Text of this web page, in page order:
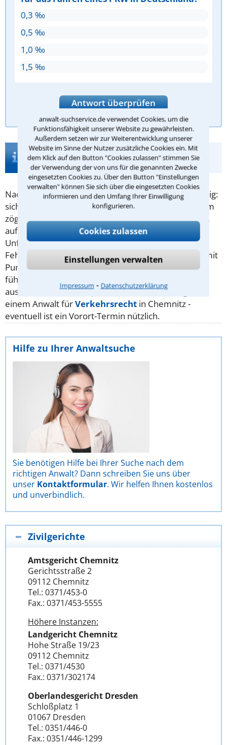
anwalt-suchservice.de verwendet Cookies, um die
Funktionsfähigkeit unserer Website zu gewährleisten.
Außerdem setzen wir zur Weiterentwicklung unserer
Website im Sinne der Nutzer zusätzliche Cookies ein. Mit
dem Klick auf den Button "Cookies zulassen" stimmen Sie
der Verwendung der von uns für die genannten Zwecke
eingesetzten Cookies zu. Über den Button "Einstellungen
verwalten" können Sie sich über die eingesetzten Cookies
informieren und den Umfang Ihrer Einwilligung
konfigurieren.
Cookies zulassen
Einstellungen verwalten
Impressum ⁃ Datenschutzerklärung
0,3 ‰
0,5 ‰
1,0 ‰
1,5 ‰
Antwort überprüfen
Infos zur Suche nach einem Anwalt für
Verkehrsunfall in Chemnitz
Nach einemVerkehrsunfallist vor allem eins wichtig:
sich richtig zu verhalten. Denn schnell wird aus einem
zögerlichen Verhalten Mitschuld und Sie bleiben ggf.
auf dem gesamten Schaden sitzen. Auch
Unfallverursacher können nach einemUnfallviele
Fehler begehen, die zu einer unnötig hohen Strafe mit
Punkten in Flensburg,FahrverbotoderBußgeld
führen kann, die ansonsten zumindest milder hätte
ausfallen können. Besprechen Sie Ihre Sachlage mit
einem Anwalt fürVerkehrsrecht in Chemnitz -
eventuell ist ein Vorort-Termin nützlich.
Hilfe zu Ihrer Anwaltsuche
Sie benötigen Hilfe bei Ihrer Suche nach dem
richtigen Anwalt? Dann schreiben Sie uns über
unser Kontaktformular. Wir helfen Ihnen kostenlos
und unverbindlich.
Zivilgerichte
Amtsgericht Chemnitz
Gerichtsstraße 2
09112 Chemnitz
Tel.: 0371/453-0
Fax.: 0371/453-5555
Höhere Instanzen:
Landgericht Chemnitz
Hohe Straße 19/23
09112 Chemnitz
Tel.: 0371/4530
Fax.: 0371/302174
Oberlandesgericht Dresden
Schloßplatz 1
01067 Dresden
Tel.: 0351/446-0
Fax.: 0351/446-1299